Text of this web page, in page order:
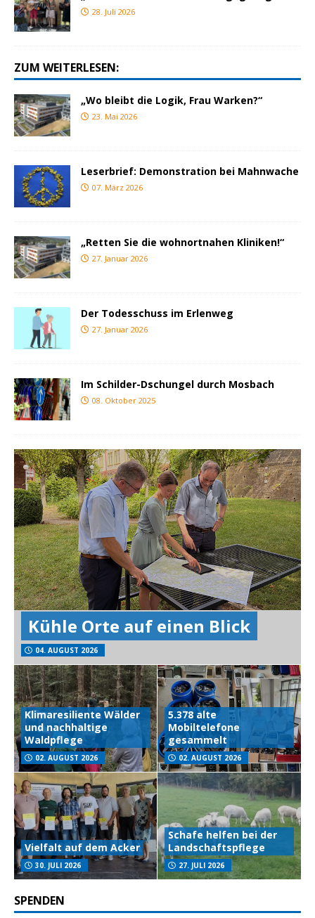
28. Juli 2026
ZUM WEITERLESEN:
„Wo bleibt die Logik, Frau Warken?“
23. Mai 2026
Leserbrief: Demonstration bei Mahnwache
07. März 2026
„Retten Sie die wohnortnahen Kliniken!“
27. Januar 2026
Der Todesschuss im Erlenweg
27. Januar 2026
Im Schilder-Dschungel durch Mosbach
08. Oktober 2025
Kühle Orte auf einen Blick
04. AUGUST 2026
Klimaresiliente Wälder
und nachhaltige
Waldpflege
02. AUGUST 2026
5.378 alte
Mobiltelefone
gesammelt
02. AUGUST 2026
Vielfalt auf dem Acker
30. JULI 2026
Schafe helfen bei der
Landschaftspflege
27. JULI 2026
SPENDEN